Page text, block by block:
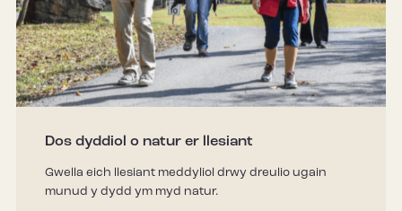
Dos dyddiol o natur er llesiant
Gwella eich llesiant meddyliol drwy dreulio ugain
munud y dydd ym myd natur.